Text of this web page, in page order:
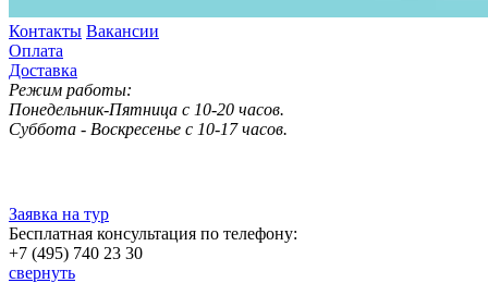
Контакты Вакансии
Оплата
Доставка
Режим работы:
Понедельник-Пятница с 10-20 часов.
Суббота - Воскресенье с 10-17 часов.
Заявка на тур
Бесплатная консультация по телефону:
+7 (495) 740 23 30
свернуть